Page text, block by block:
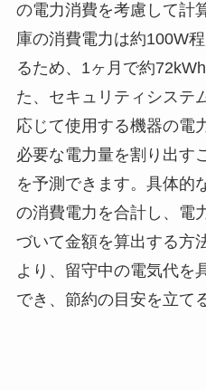
の電力消費を考慮して計
庫の消費電力は約100W
るため、1ヶ月で約
た、セキュリティシステ
応じて使用する機器の電
必要な電力量を割り出す
を予測できます。具体的
の消費電力を合計し、電
づいて金額を算出する方
より、留守中の電気代を
でき、節約の目安を立て